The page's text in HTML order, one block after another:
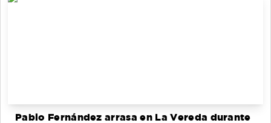
Pablo Fernández arrasa en La Vereda durante